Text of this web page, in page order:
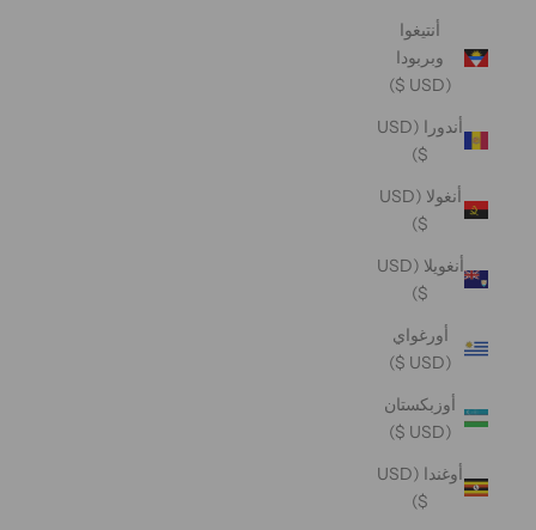
أنتيغوا
وبربودا
(USD $)
أندورا (USD
$)
أنغولا (USD
$)
أنغويلا (USD
$)
أورغواي
(USD $)
أوزبكستان
(USD $)
أوغندا (USD
$)